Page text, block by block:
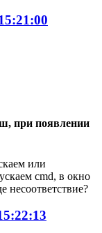
при появлении
или
cmd, в окно
несоответствие?